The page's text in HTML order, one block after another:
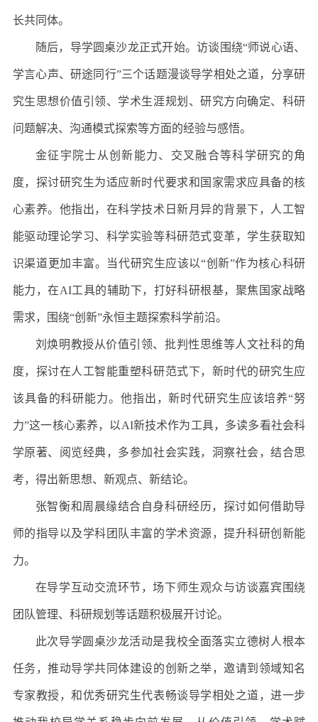
长共同体。
随后，导学圆桌沙龙正式开始。访谈围绕“师说心语、
学言心声、研途同行”三个话题漫谈导学相处之道，分享研
究生思想价值引领、学术生涯规划、研究方向确定、科研
问题解决、沟通模式探索等方面的经验与感悟。
金征宇院士从创新能力、交叉融合等科学研究的角
度，探讨研究生为适应新时代要求和国家需求应具备的核
心素养。他指出，在科学技术日新月异的背景下，人工智
能驱动理论学习、科学实验等科研范式变革，学生获取知
识渠道更加丰富。当代研究生应该以“创新”作为核心科研
能力，在AI工具的辅助下，打好科研根基，聚焦国家战略
需求，围绕“创新”永恒主题探索科学前沿。
刘焕明教授从价值引领、批判性思维等人文社科的角
度，探讨在人工智能重塑科研范式下，新时代的研究生应
该具备的科研能力。他指出，新时代研究生应该培养“努
力”这一核心素养，以 AI新技术作为工具，多读多看社会科
学原著、阅览经典，多参加社会实践，洞察社会，结合思
考，得出新思想、新观点、新结论。
张智衡和周晨缘结合自身科研经历，探讨如何借助导
师的指导以及学科团队丰富的学术资源，提升科研创新能
力。
在导学互动交流环节，场下师生观众与访谈嘉宾围绕
团队管理、科研规划等话题积极展开讨论。
此次导学圆桌沙龙活动是我校全面落实立德树人根本
任务，推动导学共同体建设的创新之举，邀请到领域知名
专家教授，和优秀研究生代表畅谈导学相处之道，进一步